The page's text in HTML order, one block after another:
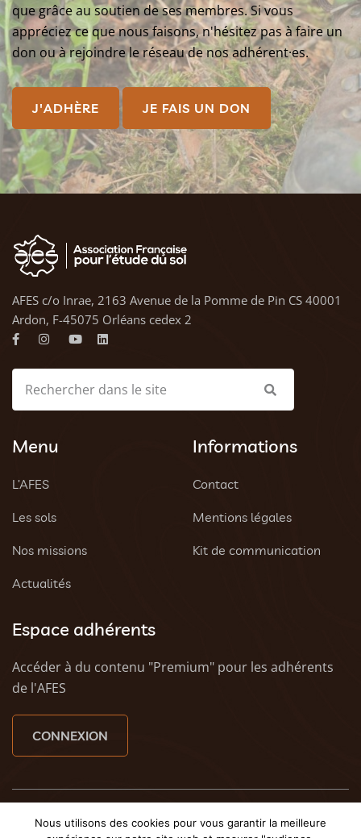
que grâce au soutien de ses membres. Si vous
appréciez ce que nous faisons, n'hésitez pas à faire un
don ou à rejoindre le réseau de nos adhérent·es.
J'ADHÈRE JE FAIS UN DON
AFES c/o Inrae, 2163 Avenue de la Pomme de Pin CS 40001
Ardon, F-45075 Orléans cedex 2
Menu
L’AFES
Les sols
Nos missions
Actualités
Informations
Contact
Mentions légales
Kit de communication
Espace adhérents
Accéder à du contenu "Premium" pour les adhérents
de l'AFES
CONNEXION
© 2023 AFES - Tous droits réservés - Une créationTony
Nous utilisons des cookies pour vous garantir la meilleure